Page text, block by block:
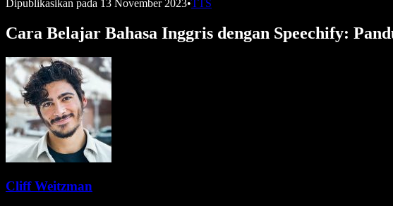
Dipublikasikan pada 13 November 2023•TTS
Cara Belajar Bahasa Inggris dengan Speechify:
Cliff Weitzman